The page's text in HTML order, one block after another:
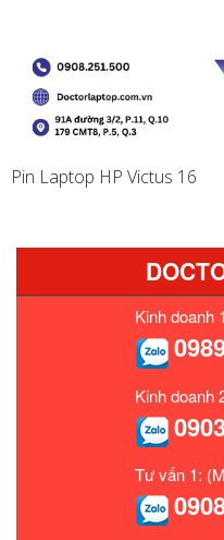
Pin Laptop HP Victus 16
Kinh doanh
Kinh doanh
Tư vấn 1: